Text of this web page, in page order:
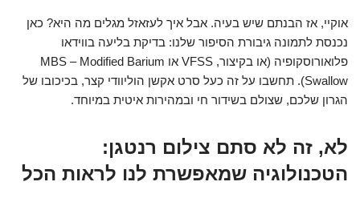
אוקיי, אז הבנתם שיש בעיה. אבל איך לעזאזל מגלים מה היא? כאן
נכנסת לתמונה גיבורת הסיפור שלנו: בדיקת בליעה בווידאו
פלואורוסקופיה (או בקיצור, VFSS או MBS – Modified Barium
Swallow). תחשבו על זה כעל סרט אקשן הוליוודי קצר, בכיכובו של
הגרון שלכם, שצולם בשידור חי ובמהירות איטית במיוחד.
לא, זה לא סתם צילום רנטגן:
הטכנולוגיה שמאפשרת לנו לראות הכל